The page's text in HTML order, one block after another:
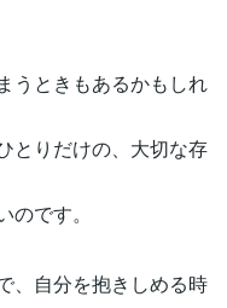
うときもあるかもしれ
とりだけの、大切な存
です。
、自分を抱きしめる時